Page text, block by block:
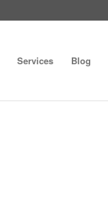
Services Blog